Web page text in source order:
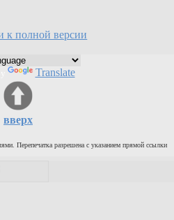
к полной версии
Translate
вверх
Перепечатка разрешена с указанием прямой ссылки